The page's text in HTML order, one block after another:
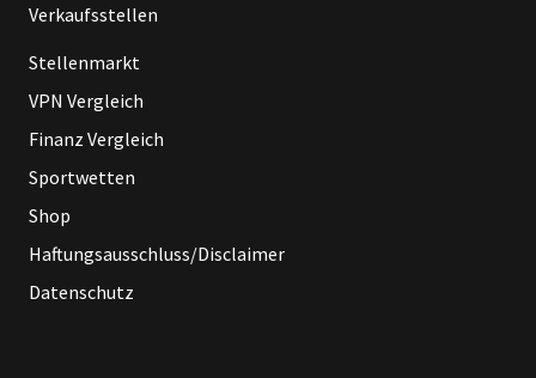
Verkaufsstellen
Stellenmarkt
VPN Vergleich
Finanz Vergleich
Sportwetten
Shop
Haftungsausschluss/Disclaimer
Datenschutz